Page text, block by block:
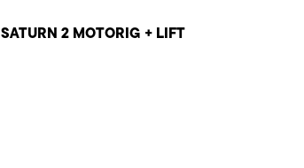
SATURN 2 MOTORIG + LIFT